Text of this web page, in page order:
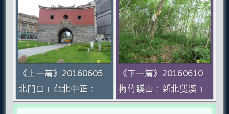
《上一篇》20160605
北門口﹝台北中正﹞
《下一篇》20160610
梅竹蹊山﹝新北雙溪﹞